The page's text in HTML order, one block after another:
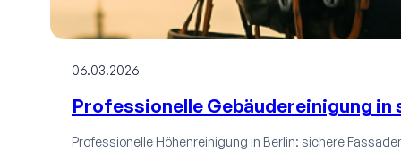
06.03.2026
Professionelle Gebäudereinigung in
Professionelle Höhenreinigung in Berlin: sichere